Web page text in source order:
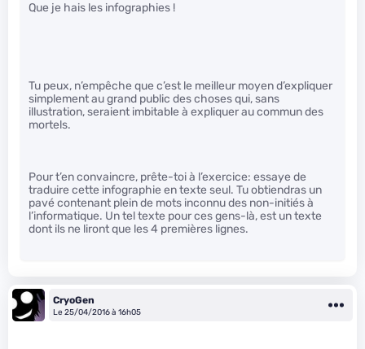
Que je hais les infographies !
Tu peux, n’empêche que c’est le meilleur moyen d’expliquer
simplement au grand public des choses qui, sans
illustration, seraient imbitable à expliquer au commun des
mortels.
Pour t’en convaincre, prête-toi à l’exercice: essaye de
traduire cette infographie en texte seul. Tu obtiendras un
pavé contenant plein de mots inconnu des non-initiés à
l’informatique. Un tel texte pour ces gens-là, est un texte
dont ils ne liront que les 4 premières lignes.
CryoGen
Le 25/04/2016 à 16h05